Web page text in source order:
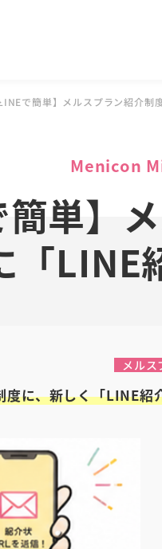
LINEで簡単】メルスプラン紹介制
Menicon
簡単】
「LINE
メルス
度に、新しく「LINE紹